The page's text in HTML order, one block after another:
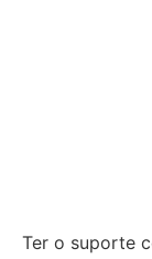
Ter o suporte